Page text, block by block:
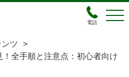
電話
ツ
>
全手順と注意点：初心者向け